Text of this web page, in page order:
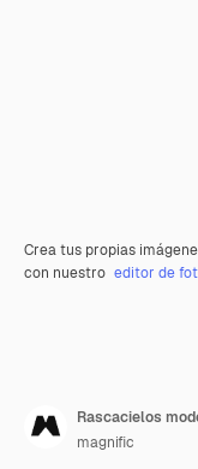
Crea tus propias
con nuestro editor de
Rascacielos
magnific